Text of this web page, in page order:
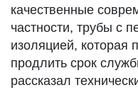
качественные
частности, трубы с
изоляцией, которая
продлить срок
рассказал